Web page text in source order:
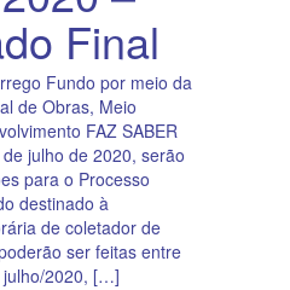
Final
Fundo por meio da
de Obras, Meio
FAZ SABER
julho de 2020, serão
para o Processo
destinado à
de coletador de
ser feitas entre
julho/2020, […]